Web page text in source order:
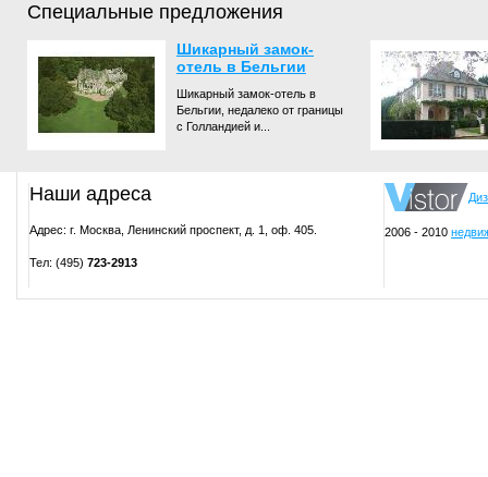
Специальные предложения
Шикарный замок-
отель в Бельгии
Шикарный замок-отель в
Бельгии, недалеко от границы
с Голландией и...
Наши адреса
Адрес: г. Москва, Ленинский проспект, д. 1, оф. 405.
Тел: (495) 723-2913
2006 - 2010